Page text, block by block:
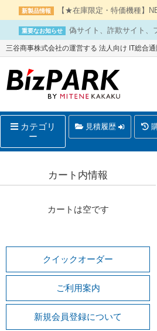
新製品情報 【★在庫限定・特価機種】
重要なお知らせ 偽サイト、詐欺サイト、
三谷商事株式会社の運営する 法人向け IT総合通
カテゴリ
ー
見積履歴
カート内情報
カートは空です
クイックオーダー
ご利用案内
新規会員登録について